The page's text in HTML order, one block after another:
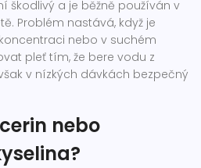
škodlivý a je běžně používán v
Problém nastává, když je
nebo v suchém
pleť tím, že bere vodu z
v nízkých dávkách bezpečný
nebo